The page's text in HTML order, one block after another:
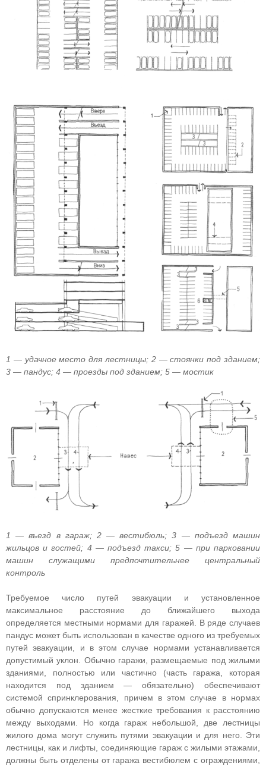
1 — удачное место для лестницы; 2 — стоянки под зданием;
3 — пандус; 4 — проезды под зданием; 5 — мостик
1 — въезд в гараж; 2 — вестибюль; 3 — подъезд машин
жильцов и гостей; 4 — подъезд такси; 5 — при парковании
машин служащими предпочтительнее центральный
контроль
Требуемое число путей эвакуации и установленное
максимальное расстояние до ближайшего выхода
определяется местными нормами для гаражей. В ряде случаев
пандус может быть использован в качестве одного из требуемых
путей эвакуации, и в этом случае нормами устанавливается
допустимый уклон. Обычно гаражи, размещаемые под жилыми
зданиями, полностью или частично (часть гаража, которая
находится под зданием — обязательно) обеспечивают
системой спринклерования, причем в этом случае в нормах
обычно допускаются менее жесткие требования к расстоянию
между выходами. Но когда гараж небольшой, две лестницы
жилого дома могут служить путями эвакуации и для него. Эти
лестницы, как и лифты, соединяющие гараж с жилыми этажами,
должны быть отделены от гаража вестибюлем с ограждениями,